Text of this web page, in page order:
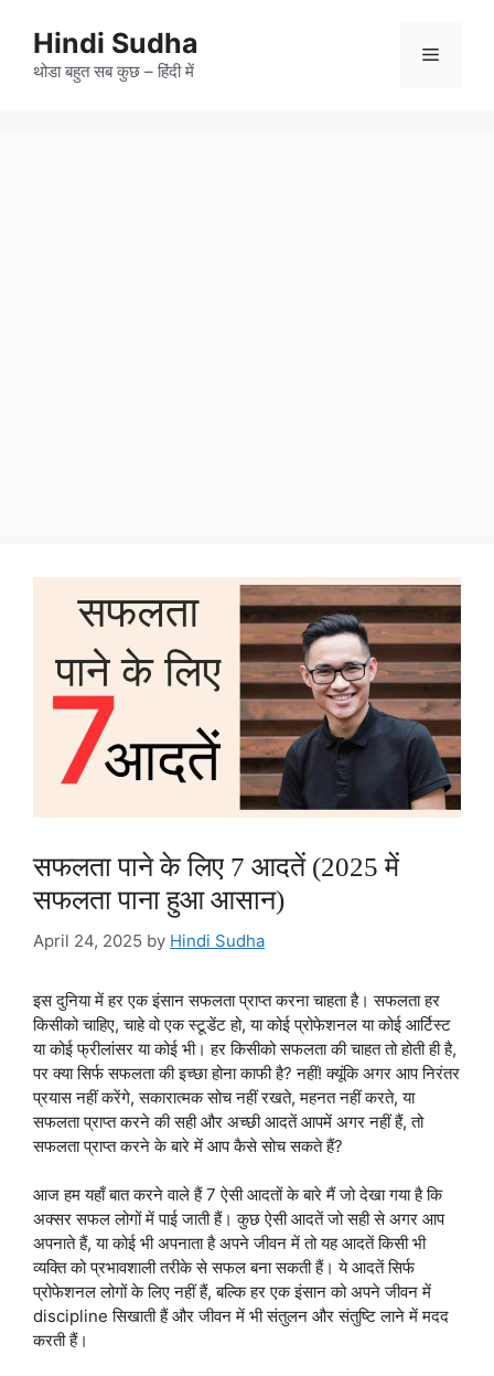
contentHindi Sudha
थोडा बहुत सब कुछ – हिंदी में
Menu
सफलता पाने के लिए 7 आदतें (2025 में
सफलता पाना हुआ आसान)
April 24, 2025 by Hindi Sudha
इस दुनिया में हर एक इंसान सफलता प्राप्त करना चाहता है। सफलता हर
किसीको चाहिए, चाहे वो एक स्टूडेंट हो, या कोई प्रोफेशनल या कोई आर्टिस्ट
या कोई फ्रीलांसर या कोई भी। हर किसीको सफलता की चाहत तो होती ही है,
पर क्या सिर्फ सफलता की इच्छा होना काफी है? नहीं! क्यूंकि अगर आप निरंतर
प्रयास नहीं करेंगे, सकारात्मक सोच नहीं रखते, महनत नहीं करते, या
सफलता प्राप्त करने की सही और अच्छी आदतें आपमें अगर नहीं हैं, तो
सफलता प्राप्त करने के बारे में आप कैसे सोच सकते हैं?
आज हम यहाँ बात करने वाले हैं 7 ऐसी आदतों के बारे मैं जो देखा गया है कि
अक्सर सफल लोगों में पाई जाती हैं। कुछ ऐसी आदतें जो सही से अगर आप
अपनाते हैं, या कोई भी अपनाता है अपने जीवन में तो यह आदतें किसी भी
व्यक्ति को प्रभावशाली तरीके से सफल बना सकती हैं। ये आदतें सिर्फ
प्रोफेशनल लोगों के लिए नहीं हैं, बल्कि हर एक इंसान को अपने जीवन में
discipline सिखाती हैं और जीवन में भी संतुलन और संतुष्टि लाने में मदद
करती हैं।